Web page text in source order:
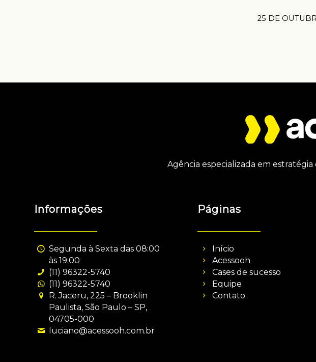
25 DE
Agência especializada em
Informações
Segunda à Sexta das 08:00
às 19:00
(11) 96322-5740
(11) 96322-5740
R. Jaceru, 225 – Brooklin
Paulista, São Paulo – SP,
04705-000
luciano@acessooh.com.br
Páginas
Início
Acessooh
Cases de sucesso
Equipe
Contato